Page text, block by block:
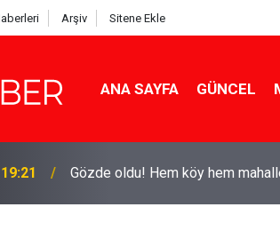
Arşiv Sitene Ekle
ANA SAYFA GÜNCEL
19:21 Gözde oldu! Hem köy hem